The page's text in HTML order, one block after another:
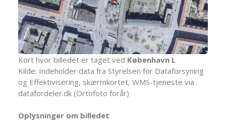
Kort hvor billedet er taget ved København L
Kilde: Indeholder data fra Styrelsen for Dataforsyning
og Effektivisering, skærmkortet, WMS-tjeneste via
datafordeler.dk (Ortofoto forår)
Oplysninger om billedet